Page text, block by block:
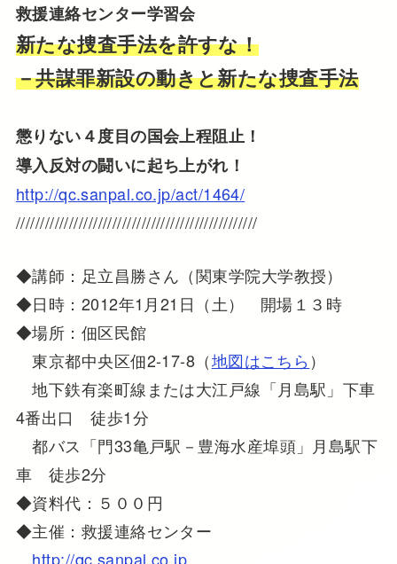
救援連絡センター学習会
新たな捜査手法を許すな！
－共謀罪新設の動きと新たな捜査手法
懲りない４度目の国会上程阻止！
導入反対の闘いに起ち上がれ！
http://qc.sanpal.co.jp/act/1464/
//////////////////////////////////////////////////
◆講師：足立昌勝さん（関東学院大学教授）
◆日時：2012年1月21日（土） 開場１３時
◆場所：佃区民館
東京都中央区佃2-17-8（地図はこちら ）
地下鉄有楽町線または大江戸線「月島駅」下車
4番出口 徒歩1分
都バス「門33亀戸駅－豊海水産埠頭」月島駅下
車 徒歩2分
◆資料代：５００円
◆主催：救援連絡センター
http://qc.sanpal.co.jp